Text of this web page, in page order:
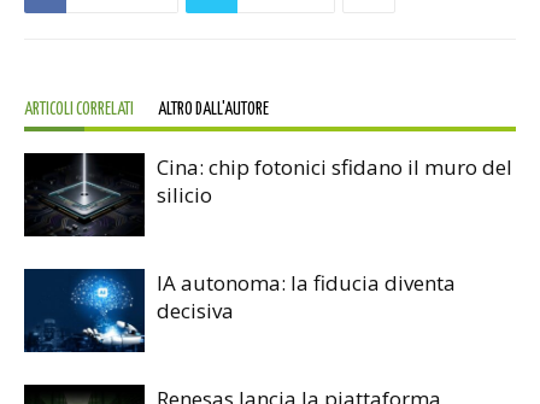
ARTICOLI CORRELATI ALTRO DALL'AUTORE
Cina: chip fotonici sfidano il muro del
silicio
IA autonoma: la fiducia diventa
decisiva